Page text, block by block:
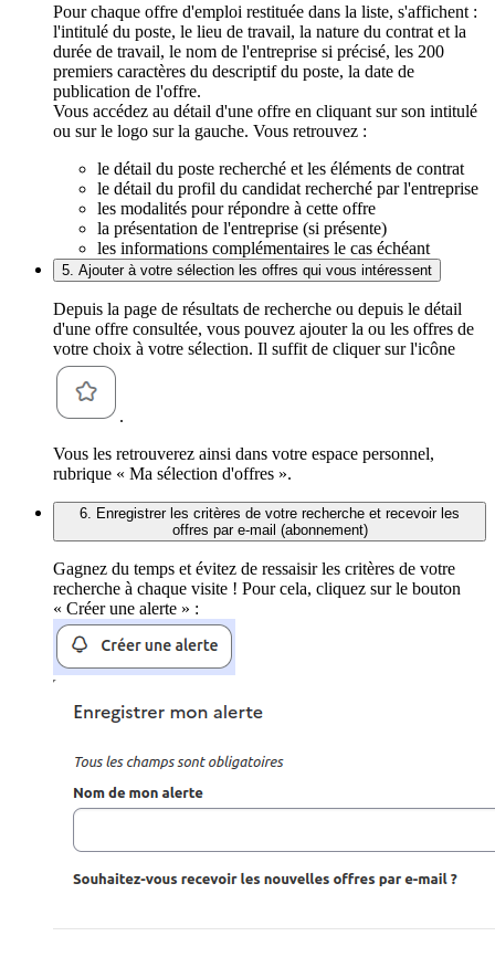
Pour chaque offre d'emploi restituée dans la liste, s'affichent :
l'intitulé du poste, le lieu de travail, la nature du contrat et la
durée de travail, le nom de l'entreprise si précisé, les 200
premiers caractères du descriptif du poste, la date de
publication de l'offre.
Vous accédez au détail d'une offre en cliquant sur son intitulé
ou sur le logo sur la gauche. Vous retrouvez :
le détail du poste recherché et les éléments de contrat
le détail du profil du candidat recherché par l'entreprise
les modalités pour répondre à cette offre
la présentation de l'entreprise (si présente)
les informations complémentaires le cas échéant
5. Ajouter à votre sélection les offres qui vous intéressent
Depuis la page de résultats de recherche ou depuis le détail
d'une offre consultée, vous pouvez ajouter la ou les offres de
votre choix à votre sélection. Il suffit de cliquer sur l'icône
.
Vous les retrouverez ainsi dans votre espace personnel,
rubrique « Ma sélection d'offres ».
6. Enregistrer les critères de votre recherche et recevoir les
offres par e-mail (abonnement)
Gagnez du temps et évitez de ressaisir les critères de votre
recherche à chaque visite ! Pour cela, cliquez sur le bouton
« Créer une alerte » :